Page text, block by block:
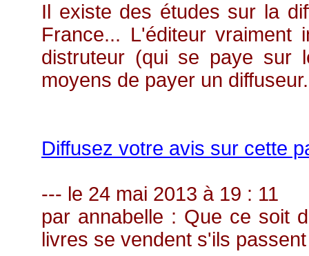
Il existe des études sur la
France... L'éditeur vraiment
distruteur (qui se paye sur
moyens de payer un
Diffusez votre avis sur cette
--- le 24 mai 2013 à 19 : 11
par annabelle : Que ce soit
livres se vendent s'ils